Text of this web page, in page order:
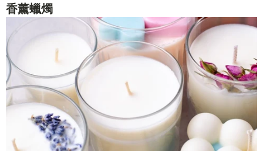
香薰蠟燭